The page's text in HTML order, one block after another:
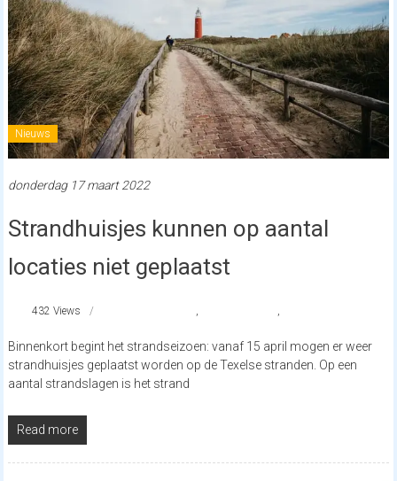
Nieuws
donderdag 17 maart 2022
Strandhuisjes kunnen op aantal
locaties niet geplaatst
432 Views , ,
Binnenkort begint het strandseizoen: vanaf 15 april mogen er weer
strandhuisjes geplaatst worden op de Texelse stranden. Op een
aantal strandslagen is het strand
Read more